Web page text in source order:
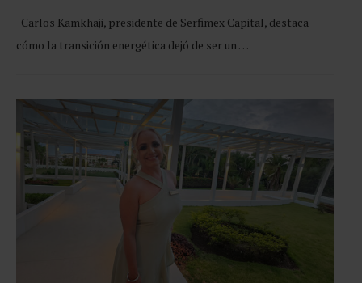
Carlos Kamkhaji, presidente de Serfimex Capital, destaca
cómo la transición energética dejó de ser un …